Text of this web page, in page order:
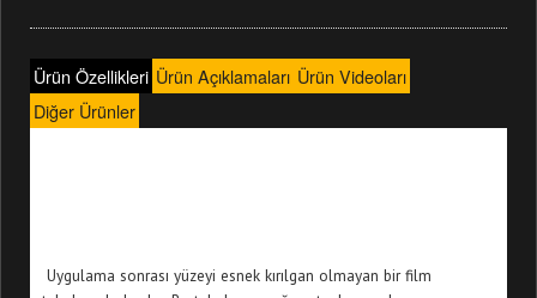
Ürün Özellikleri Ürün Açıklamaları Ürün Videoları
Diğer Ürünler
Uygulama sonrası yüzeyi esnek kırılgan olmayan bir film